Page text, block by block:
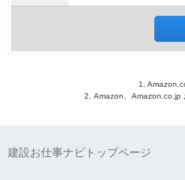
1.
2. Amazon、Amazon.co.jp
建設お仕事ナビトップページ